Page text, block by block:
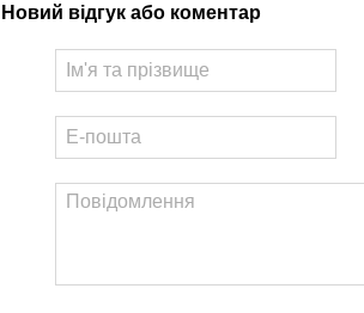
Новий відгук або коментар